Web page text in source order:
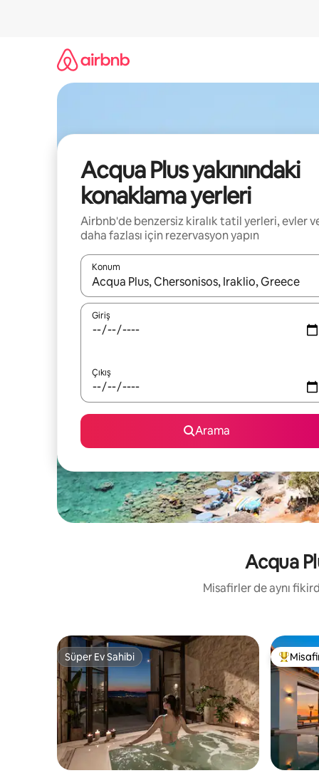
Acqua Plus yakınındaki
konaklama yerleri
Airbnb'de benzersiz kiralık tatil yerleri, evler
daha fazlası için rezervasyon yapın
Konum
Sonuçlar kullanılabilir olduğunda yukarı ve
Giriş
Çıkış
Arama
Acqua
Misafirler de aynı
Süper Ev Sahibi
Süper Ev Sahibi